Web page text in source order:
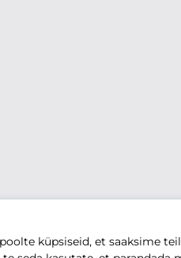
küpsiseid, et saaksime